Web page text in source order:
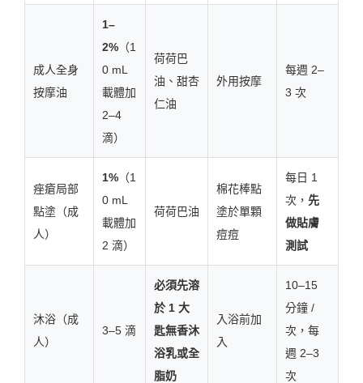
成人全身
按摩油
1–
2% （1
0 mL
載體加
2–4
滴）
荷荷巴
油、甜杏
仁油
外用按摩
每週 2–
3 次
痤瘡局部
點塗（成
人）
1% （1
0 mL
載體加
2 滴）
荷荷巴油
棉花棒點
塗於單顆
痘痘
每日 1
次， 先
做貼膚
測試
沐浴（成
人）
3–5 滴
必須先溶
於 1 大
匙無香沐
浴乳或全
脂奶
入浴前加
入
10–15
分鐘 /
次，每
週 2–3
次